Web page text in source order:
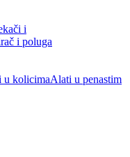
i
i poluga
u kolicimaAlati u penastim